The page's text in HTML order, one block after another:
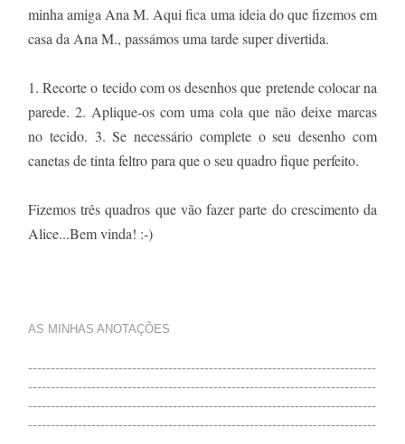
minha amiga Ana M. Aqui fica uma ideia do que fizemos em
casa da Ana M., passámos uma tarde super divertida.
1. Recorte o tecido com os desenhos que pretende colocar na
parede. 2. Aplique-os com uma cola que não deixe marcas
no tecido. 3. Se necessário complete o seu desenho com
canetas de tinta feltro para que o seu quadro fique perfeito.
Fizemos três quadros que vão fazer parte do crescimento da
Alice...Bem vinda! :-)
AS MINHAS ANOTAÇÕES
-----------------------------------------------------------------------------
-----------------------------------------------------------------------------
-----------------------------------------------------------------------------
-----------------------------------------------------------------------------